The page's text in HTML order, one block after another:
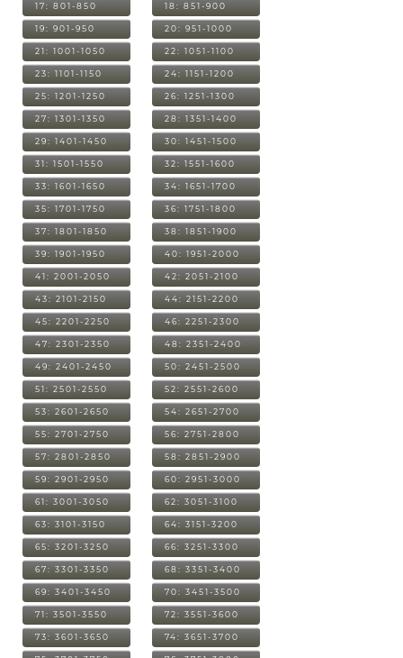
17: 801-850 18: 851-900
19: 901-950 20: 951-1000
21: 1001-1050 22: 1051-1100
23: 1101-1150 24: 1151-1200
25: 1201-1250 26: 1251-1300
27: 1301-1350 28: 1351-1400
29: 1401-1450 30: 1451-1500
31: 1501-1550 32: 1551-1600
33: 1601-1650 34: 1651-1700
35: 1701-1750 36: 1751-1800
37: 1801-1850 38: 1851-1900
39: 1901-1950 40: 1951-2000
41: 2001-2050 42: 2051-2100
43: 2101-2150 44: 2151-2200
45: 2201-2250 46: 2251-2300
47: 2301-2350 48: 2351-2400
49: 2401-2450 50: 2451-2500
51: 2501-2550 52: 2551-2600
53: 2601-2650 54: 2651-2700
55: 2701-2750 56: 2751-2800
57: 2801-2850 58: 2851-2900
59: 2901-2950 60: 2951-3000
61: 3001-3050 62: 3051-3100
63: 3101-3150 64: 3151-3200
65: 3201-3250 66: 3251-3300
67: 3301-3350 68: 3351-3400
69: 3401-3450 70: 3451-3500
71: 3501-3550 72: 3551-3600
73: 3601-3650 74: 3651-3700